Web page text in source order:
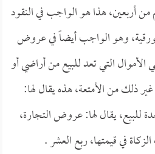
أربعين، هذا هو الواجب في النقود
وهو الواجب أيضاً في عروض
التي تعد للبيع من أراضي أو
ذلك من الأمتعة، هذه يقال لها:
للبيع، يقال لها: عروض التجارة،
في قيمتها، ربع العشر .